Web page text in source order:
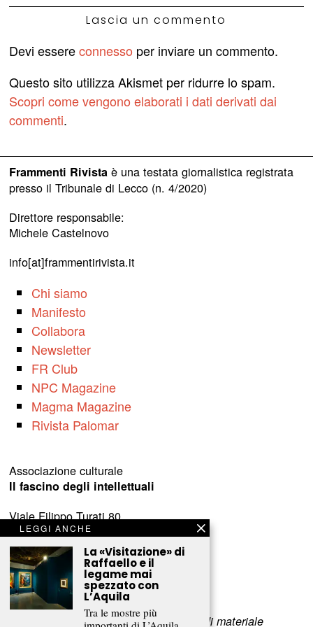
Lascia un commento
Devi essereconnesso per inviare un commento.
Questo sito utilizza Akismet per ridurre lo spam.
Scopri come vengono elaborati i dati derivati dai
commenti.
Frammenti Rivistaè una testata giornalistica registrata
presso il Tribunale di Lecco (n. 4/2020)
Direttore responsabile:
Michele Castelnovo
info[at]frammentirivista.it
Chi siamo
Manifesto
Collabora
Newsletter
FR Club
NPC Magazine
Magma Magazine
Rivista Palomar
Associazione culturale
Il fascino degli intellettuali
Viale Filippo Turati 80
c/o Castelnovo
23900 Lecco (LC)
www.fascinointellettuali.it
info[at]fascinointellettuali.it
Per segnalare eventuali errori nell’uso di materiale
LEGGI ANCHE
La «Visitazione» di
Raffaello e il
legame mai
spezzato con
L’Aquila
Tra le mostre più